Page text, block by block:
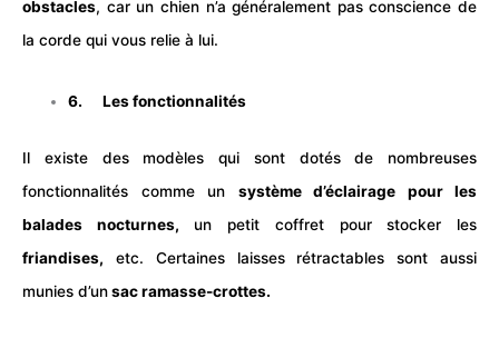
obstacles, car un chien n’a généralement pas conscience de
la corde qui vous relie à lui.
6. Les fonctionnalités
Il existe des modèles qui sont dotés de nombreuses
fonctionnalités comme un système d’éclairage pour les
balades nocturnes, un petit coffret pour stocker les
friandises, etc. Certaines laisses rétractables sont aussi
munies d’unsac ramasse-crottes.